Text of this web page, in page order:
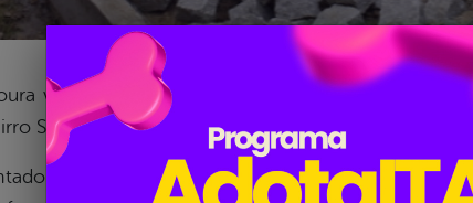
visitou a obra da construção do calçamento
São Francisco.
e será mais uma conquista da Prefeitura de